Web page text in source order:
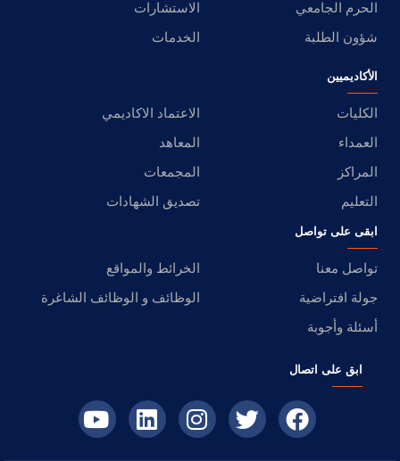
الحرم الجامعي
الاستشارات
شؤون الطلبة
الخدمات
الأكاديميين
الكليات
الاعتماد الاكاديمي
العمداء
المعاهد
المراكز
المجمعات
التعليم
تصديق الشهادات
ابقى على تواصل
تواصل معنا
الخرائط والمواقع
جولة افتراضية
الوظائف و الوظائف الشاغرة
أسئلة وأجوبة
ابق على اتصال